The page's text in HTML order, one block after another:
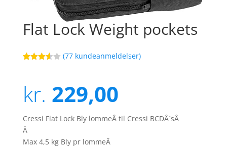
Flat Lock Weight pockets
af 5
baseret
på
ømmels
er
(77 kundeanmeldelser)
kr. 229,00
Cressi Flat Lock Bly lommeÂ til Cressi BCDÂ´sÂ
Â
Max 4,5 kg Bly pr lommeÂ